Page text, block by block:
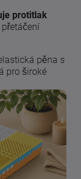
protitlak
pěna s
pro široké